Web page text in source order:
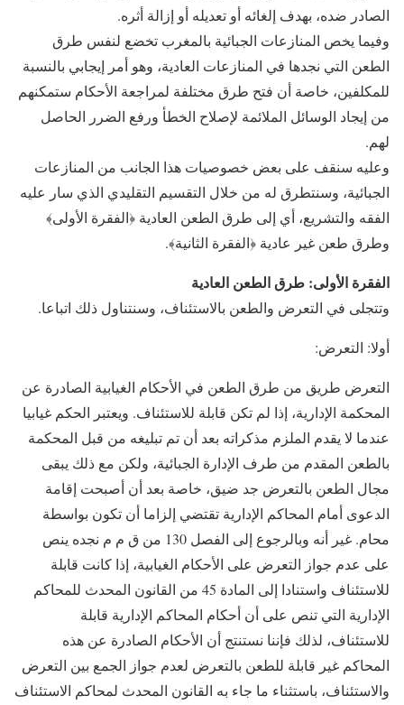
الصادر ضده، بهدف إلغائه أو تعديله أو إزالة أثره.
وفيما يخص المنازعات الجبائية بالمغرب تخضع لنفس طرق
الطعن التي نجدها في المنازعات العادية، وهو أمر إيجابي بالنسبة
للمكلفين، خاصة أن فتح طرق مختلفة لمراجعة الأحكام ستمكنهم
من إيجاد الوسائل الملائمة لإصلاح الخطأ ورفع الضرر الحاصل
لهم.
وعليه سنقف على بعض خصوصيات هذا الجانب من المنازعات
الجبائية، وسنتطرق له من خلال التقسيم التقليدي الذي سار عليه
الفقه والتشريع، أي إلى طرق الطعن العادية ﴿الفقرة الأولى﴾
وطرق طعن غير عادية ﴿الفقرة الثانية﴾.
الفقرة الأولى: طرق الطعن العادية
وتتجلى في التعرض والطعن بالاستئناف، وسنتناول ذلك اتباعا.
أولا: التعرض:
التعرض طريق من طرق الطعن في الأحكام الغيابية الصادرة عن
المحكمة الإدارية، إذا لم تكن قابلة للاستئناف. ويعتبر الحكم غيابيا
عندما لا يقدم الملزم مذكراته بعد أن تم تبليغه من قبل المحكمة
بالطعن المقدم من طرف الإدارة الجبائية، ولكن مع ذلك يبقى
مجال الطعن بالتعرض جد ضيق، خاصة بعد أن أصبحت إقامة
الدعوى أمام المحاكم الإدارية تقتضي إلزاما أن تكون بواسطة
محام. غير أنه وبالرجوع إلى الفصل 130 من ق م م نجده ينص
على عدم جواز التعرض على الأحكام الغيابية، إذا كانت قابلة
للاستئناف واستنادا إلى المادة 45 من القانون المحدث للمحاكم
الإدارية التي تنص على أن أحكام المحاكم الإدارية قابلة
للاستئناف، لذلك فإننا نستنتج أن الأحكام الصادرة عن هذه
المحاكم غير قابلة للطعن بالتعرض لعدم جواز الجمع بين التعرض
والاستئناف، باستثناء ما جاء به القانون المحدث لمحاكم الاستئناف